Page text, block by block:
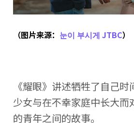
（图片来源： 눈이 부시게 JTBC）
《耀眼》讲述牺牲了自己
少女与在不幸家庭中长大而
的青年之间的故事。